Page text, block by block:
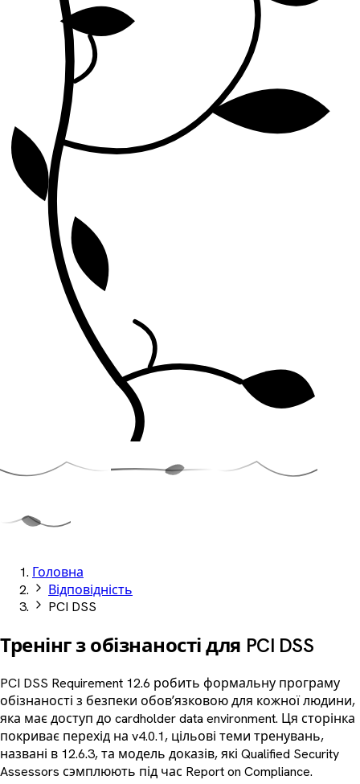
Головна
Відповідність
PCI DSS
Тренінг з обізнаності для PCI DSS
PCI DSS Requirement 12.6 робить формальну програму
обізнаності з безпеки обовʼязковою для кожної людини,
яка має доступ до cardholder data environment. Ця сторінка
покриває перехід на v4.0.1, цільові теми тренувань,
названі в 12.6.3, та модель доказів, які Qualified Security
Assessors сэмплюють під час Report on Compliance.